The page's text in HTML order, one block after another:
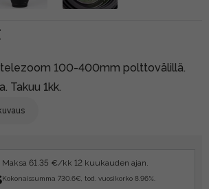
100-400mm polttovälillä.
Takuu 1kk.
Maksa 61.35 €/kk 12 kuukauden ajan.
Kokonaissumma 730.6€, tod. vuosikorko 8.96%.